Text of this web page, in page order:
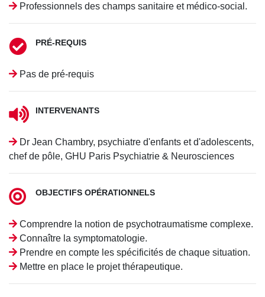
Professionnels des champs sanitaire et médico-social.
PRÉ-REQUIS
Pas de pré-requis
INTERVENANTS
Dr Jean Chambry, psychiatre d'enfants et d'adolescents,
chef de pôle, GHU Paris Psychiatrie & Neurosciences
OBJECTIFS OPÉRATIONNELS
Comprendre la notion de psychotraumatisme complexe.
Connaître la symptomatologie.
Prendre en compte les spécificités de chaque situation.
Mettre en place le projet thérapeutique.